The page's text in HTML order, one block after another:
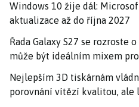
Windows 10 žije dál:
aktualizace až do října 2027
Řada Galaxy S27 se rozroste
může být ideálním mixem
Nejlepším 3D tiskárnám
porovnání vítězí kvalitou, ale